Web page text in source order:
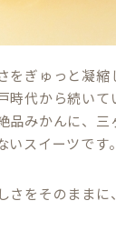
ぎゅっと凝縮
代から続いて
品みかんに、
スイーツです。
をそのままに